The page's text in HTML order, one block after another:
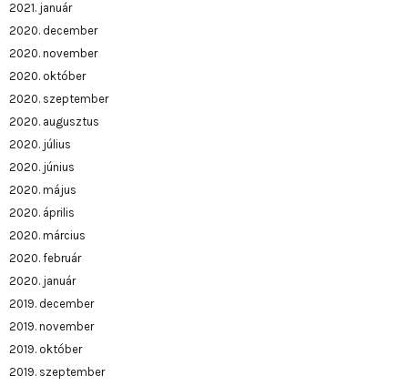
2021. január
2020. december
2020. november
2020. október
2020. szeptember
2020. augusztus
2020. július
2020. június
2020. május
2020. április
2020. március
2020. február
2020. január
2019. december
2019. november
2019. október
2019. szeptember